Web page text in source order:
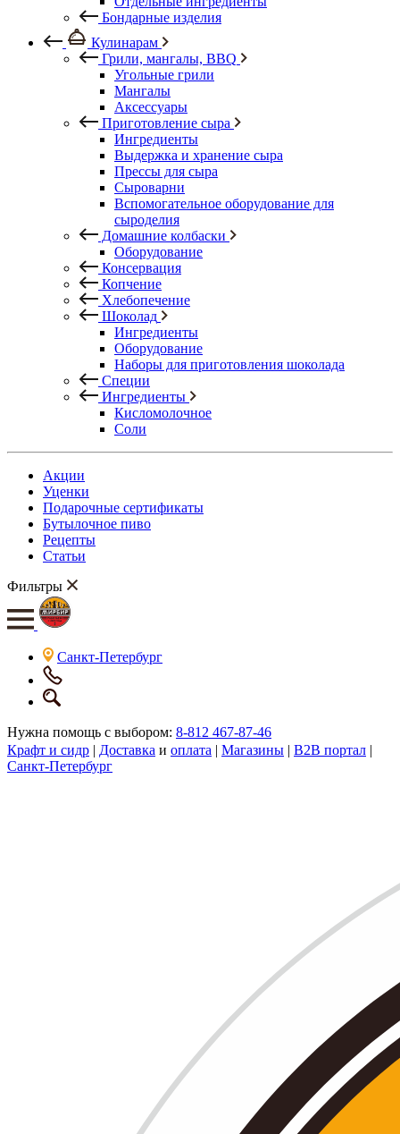
Бондарные изделия
Кулинарам
Грили, мангалы, BBQ
Угольные грили
Мангалы
Аксессуары
Приготовление сыра
Ингредиенты
Выдержка и хранение сыра
Прессы для сыра
Сыроварни
Вспомогательное оборудование для
сыроделия
Домашние колбаски
Оборудование
Консервация
Копчение
Хлебопечение
Шоколад
Ингредиенты
Оборудование
Наборы для приготовления шоколада
Специи
Ингредиенты
Кисломолочное
Соли
Акции
Уценки
Подарочные сертификаты
Бутылочное пиво
Рецепты
Статьи
Фильтры
Санкт-Петербург
Нужна помощь с выбором: 8-812 467-87-46
Крафт и сидр | Доставка и оплата | Магазины | B2B портал |
Санкт-Петербург